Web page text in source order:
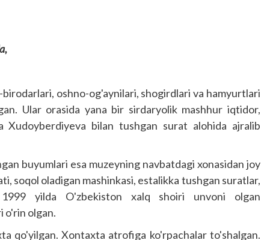
oshno-og'aynilari, shogirdlari va hamyurtlari
Ular orasida yana bir sirdaryolik mashhur iqtidor,
Xudoyberdiyeva bilan tushgan surat alohida ajralib
buyumlari esa muzeyning navbatdagi xonasidan joy
soqol oladigan mashinkasi, estalikka tushgan suratlar,
yilda O'zbekiston xalq shoiri unvoni olgan
o'rin olgan.
qo'yilgan. Xontaxta atrofiga ko'rpachalar to'shalgan.